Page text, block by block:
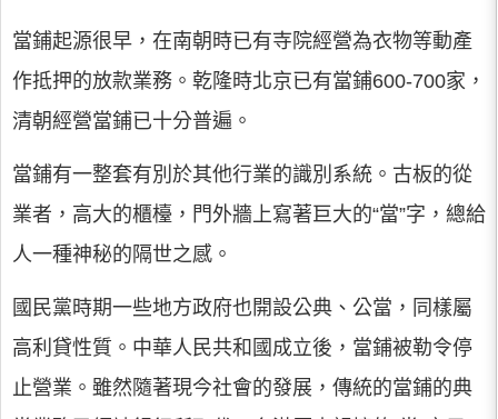
當鋪起源很早，在南朝時已有寺院經營為衣物等動產
作抵押的放款業務。乾隆時北京已有當鋪600-700家，
清朝經營當鋪已十分普遍。
當鋪有一整套有別於其他行業的識別系統。古板的從
業者，高大的櫃檯，門外牆上寫著巨大的“當”字，總給
人一種神秘的隔世之感。
國民黨時期一些地方政府也開設公典、公當，同樣屬
高利貸性質。中華人民共和國成立後，當鋪被勒令停
止營業。雖然隨著現今社會的發展，傳統的當鋪的典